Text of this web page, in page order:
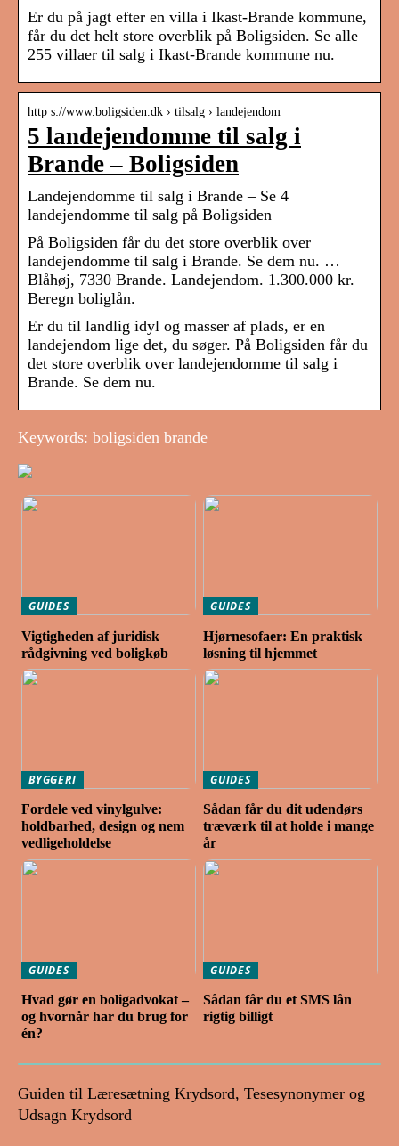
Er du på jagt efter en villa i Ikast-Brande kommune,
får du det helt store overblik på Boligsiden. Se alle
255 villaer til salg i Ikast-Brande kommune nu.
http s://www.boligsiden.dk › tilsalg › landejendom
5 landejendomme til salg i
Brande – Boligsiden
Landejendomme til salg i Brande – Se 4
landejendomme til salg på Boligsiden
På Boligsiden får du det store overblik over
landejendomme til salg i Brande. Se dem nu. …
Blåhøj, 7330 Brande. Landejendom. 1.300.000 kr.
Beregn boliglån.
Er du til landlig idyl og masser af plads, er en
landejendom lige det, du søger. På Boligsiden får du
det store overblik over landejendomme til salg i
Brande. Se dem nu.
Keywords: boligsiden brande
GUIDES
Vigtigheden af juridisk
rådgivning ved boligkøb
GUIDES
Hjørnesofaer: En praktisk
løsning til hjemmet
BYGGERI
Fordele ved vinylgulve:
holdbarhed, design og nem
vedligeholdelse
GUIDES
Sådan får du dit udendørs
træværk til at holde i mange
år
GUIDES
Hvad gør en boligadvokat –
og hvornår har du brug for
én?
GUIDES
Sådan får du et SMS lån
rigtig billigt
Guiden til Læresætning Krydsord, Tesesynonymer og
Udsagn Krydsord